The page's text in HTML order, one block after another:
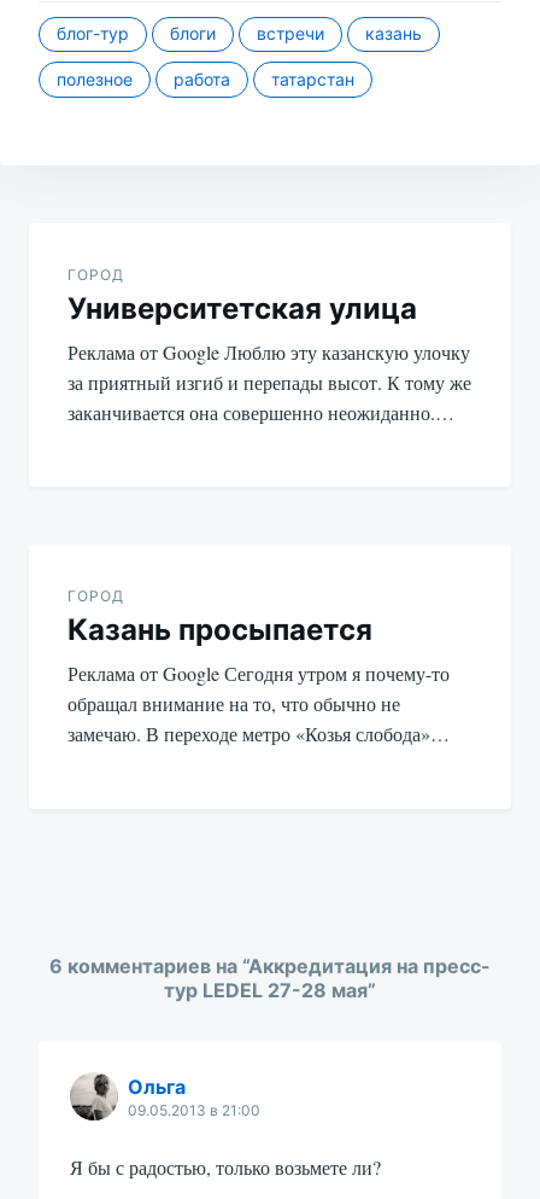
блог-тур блоги встречи казань
полезное работа татарстан
записям
ГОРОД
Университетская улица
Реклама от Google Люблю эту казанскую улочку
за приятный изгиб и перепады высот. К тому же
заканчивается она совершенно неожиданно.…
ГОРОД
Казань просыпается
Реклама от Google Сегодня утром я почему-то
обращал внимание на то, что обычно не
замечаю. В переходе метро «Козья слобода»…
6 комментариев на “Аккредитация на пресс-
тур LEDEL 27-28 мая”
Ольга
09.05.2013 в 21:00
Я бы с радостью, только возьмете ли?